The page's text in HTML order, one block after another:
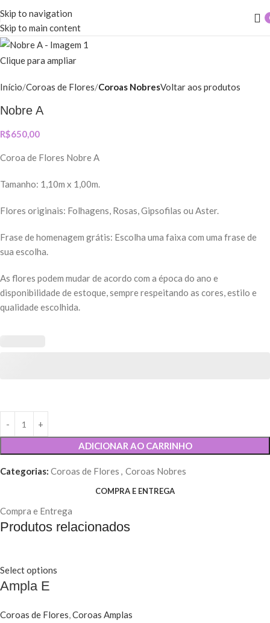
Skip to navigation
Skip to main content
Clique para ampliar
Início Coroas de Flores Coroas NobresVoltar aos produtos
Nobre A
R$650,00
Coroa de Flores Nobre A
Tamanho: 1,10m x 1,00m.
Flores originais: Folhagens, Rosas, Gipsofilas ou Aster.
Frase de homenagem grátis: Escolha uma faixa com uma frase de
sua escolha.
As flores podem mudar de acordo com a época do ano e
disponibilidade de estoque, sempre respeitando as cores, estilo e
qualidade escolhida.
ADICIONAR AO CARRINHO
Categorias: Coroas de Flores , Coroas Nobres
COMPRA E ENTREGA
Compra e Entrega
Produtos relacionados
Select options
Ampla E
Coroas de Flores,Coroas Amplas